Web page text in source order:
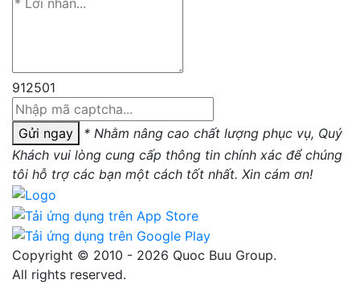
912501
Gửi ngay
* Nhằm nâng cao chất lượng phục vụ, Quý
Khách vui lòng cung cấp thông tin chính xác để chúng
tôi hỗ trợ các bạn một cách tốt nhất. Xin cám ơn!
Copyright © 2010 - 2026 Quoc Buu Group.
All rights reserved.